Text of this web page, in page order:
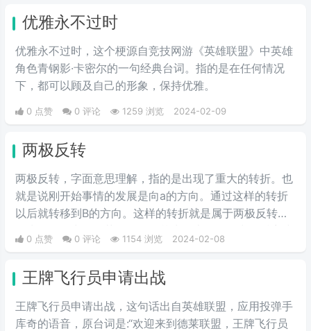
年联盟老玩家，基本不知道啥意
优雅永不过时
优雅永不过时，这个梗源自竞技网游《英雄联盟》中英雄
角色青钢影·卡密尔的一句经典台词。指的是在任何情况
下，都可以顾及自己的形象，保持优雅。
0 点赞 0 评论 1259 浏览 2024-02-09
两极反转
两极反转，字面意思理解，指的是出现了重大的转折。也
就是说刚开始事情的发展是向a的方向。通过这样的转折
以后就转移到B的方向。这样的转折就是属于两极反转。
作为网络语出自《英雄联盟》艾克的大招，经常在抖音或
综艺上被使用，用作搞笑类、打脸类或者不可思议的东
0 点赞 0 评论 1154 浏览 2024-02-08
王牌飞行员申请出战
王牌飞行员申请出战，这句话出自英雄联盟，应用投弹手
库奇的语音，原台词是:“欢迎来到德莱联盟，王牌飞行员